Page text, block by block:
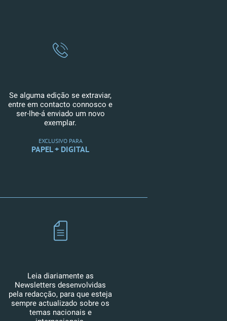
Se alguma edição se extraviar,
entre em contacto connosco e
ser-lhe-á enviado um novo
exemplar.
EXCLUSIVO PARA
PAPEL + DIGITAL
Leia diariamente as
Newsletters desenvolvidas
pela redacção, para que esteja
sempre actualizado sobre os
temas nacionais e